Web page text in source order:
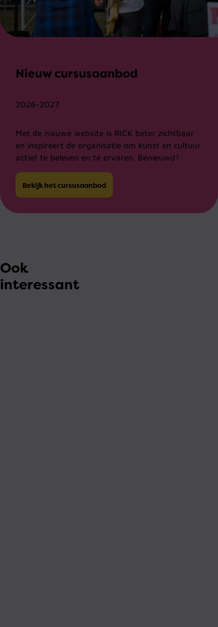
Nieuw cursusaanbod
2026-2027
Met de nieuwe website is RICK beter zichtbaar
en inspireert de organisatie om kunst en cultuur
actief te beleven en te ervaren. Benieuwd?
Bekijk het cursusaanbod
Ook
interessant